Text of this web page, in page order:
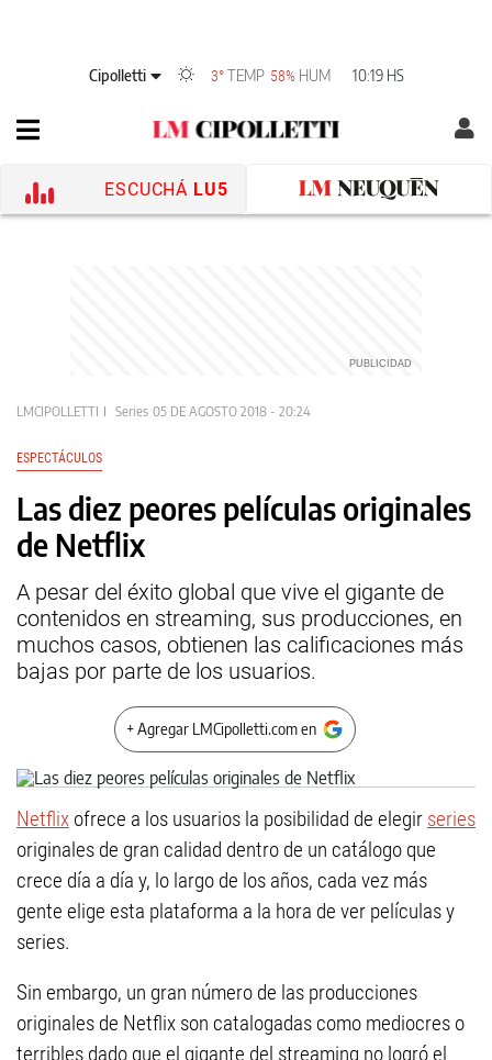
Cipolletti 3° TEMP 58% HUM 10:19 HS
ESCUCHÁ LU5
LMCIPOLLETTI Series 05 DE AGOSTO 2018 - 20:24
ESPECTÁCULOS
Las diez peores películas originales
de Netflix
A pesar del éxito global que vive el gigante de
contenidos en streaming, sus producciones, en
muchos casos, obtienen las calificaciones más
bajas por parte de los usuarios.
+ Agregar LMCipolletti.com en
Netflix ofrece a los usuarios la posibilidad de elegir series
originales de gran calidad dentro de un catálogo que
crece día a día y, lo largo de los años, cada vez más
gente elige esta plataforma a la hora de ver películas y
series.
Sin embargo, un gran número de las producciones
originales de Netflix son catalogadas como mediocres o
terribles dado que el gigante del streaming no logró el